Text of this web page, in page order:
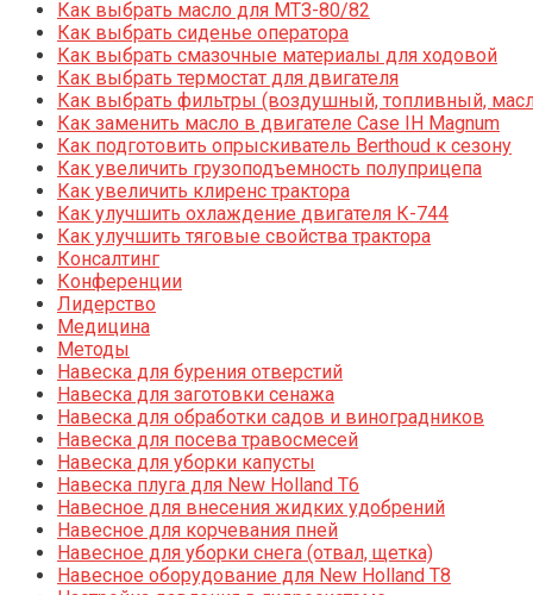
Как выбрать масло для МТЗ-80/82
Как выбрать сиденье оператора
Как выбрать смазочные материалы для ходовой
Как выбрать термостат для двигателя
Как выбрать фильтры (воздушный, топливный,
Как заменить масло в двигателе Case IH Magnum
Как подготовить опрыскиватель Berthoud к сезону
Как увеличить грузоподъемность полуприцепа
Как увеличить клиренс трактора
Как улучшить охлаждение двигателя К-744
Как улучшить тяговые свойства трактора
Консалтинг
Конференции
Лидерство
Медицина
Методы
Навеска для бурения отверстий
Навеска для заготовки сенажа
Навеска для обработки садов и виноградников
Навеска для посева травосмесей
Навеска для уборки капусты
Навеска плуга для New Holland T6
Навесное для внесения жидких удобрений
Навесное для корчевания пней
Навесное для уборки снега (отвал, щетка)
Навесное оборудование для New Holland T8